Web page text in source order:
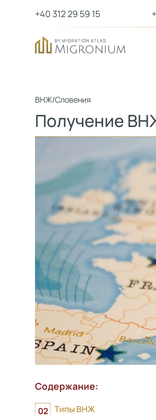
+40 312 29 59 15
ВНЖ/Словения
Получение
Содержание:
Типы ВНЖ